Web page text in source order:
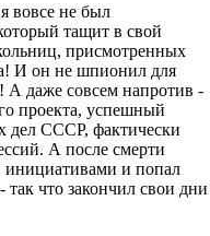
вовсе не был
тащит в свой
присмотренных
И он не шпионил для
А даже совсем напротив -
проекта, успешный
дел СССР, фактически
А после смерти
инициативами и попал
что закончил свои дни